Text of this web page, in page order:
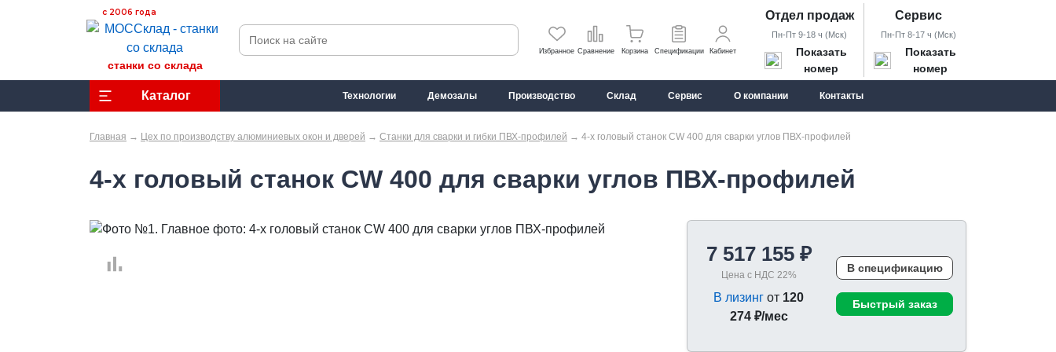
с 2006 года
станки со склада
Избранное Сравнение Корзина Спецификации Кабинет
Отдел продаж
Пн-Пт 9-18 ч (Мск)
Показать
номер
Сервис
Пн-Пт 8-17 ч (Мск)
Показать
номер
Каталог Технологии Демозалы Производство Склад Сервис О компании Контакты
Главная → Цех по производству алюминиевых окон и дверей → Станки для сварки и гибки ПВХ-профилей → 4-х головый станок CW 400 для сварки углов ПВХ-профилей
4-х головый станок CW 400 для сварки углов ПВХ-профилей
7 517 155 ₽
Цена с НДС 22%
В лизинг от 120
274 ₽/мес
В спецификацию
Быстрый заказ